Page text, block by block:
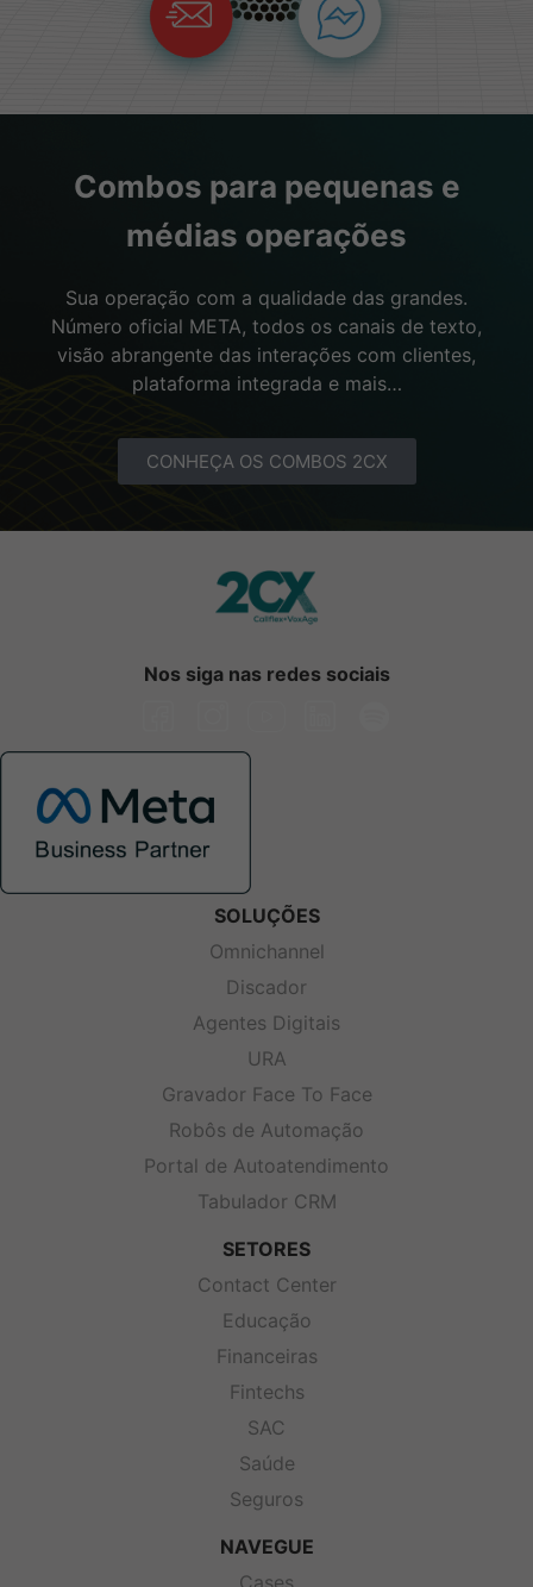
Combos para pequenas e
médias operações
Sua operação com a qualidade das grandes.
Número oficial META, todos os canais de texto,
visão abrangente das interações com clientes,
plataforma integrada e mais…
CONHEÇA OS COMBOS 2CX
Nos siga nas redes sociais
SOLUÇÕES
Omnichannel
Discador
Agentes Digitais
URA
Gravador Face To Face
Robôs de Automação
Portal de Autoatendimento
Tabulador CRM
SETORES
Contact Center
Educação
Financeiras
Fintechs
SAC
Saúde
Seguros
NAVEGUE